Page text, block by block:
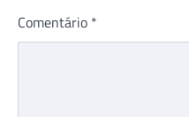
Comentário *